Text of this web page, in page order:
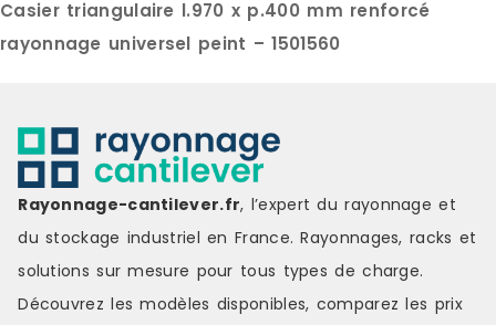
Casier triangulaire l.970 x p.400 mm renforcé
rayonnage universel peint – 1501560
Rayonnage-cantilever.fr, l’expert du rayonnage et
du stockage industriel en France. Rayonnages, racks et
solutions sur mesure pour tous types de charge.
Découvrez les modèles disponibles, comparez les prix